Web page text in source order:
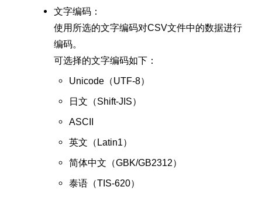
文字编码：
使用所选的文字编码对CSV文件中的数据进行
编码。
可选择的文字编码如下：
Unicode（UTF-8）
日文（Shift-JIS）
ASCII
英文（Latin1）
简体中文（GBK/GB2312）
泰语（TIS-620）